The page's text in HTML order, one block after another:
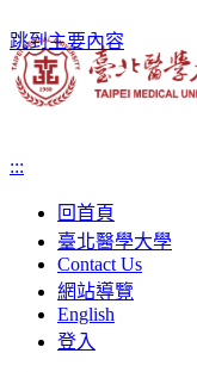
跳到主要內容
:::
回首頁
臺北醫學大學
Contact Us
網站導覽
English
登入